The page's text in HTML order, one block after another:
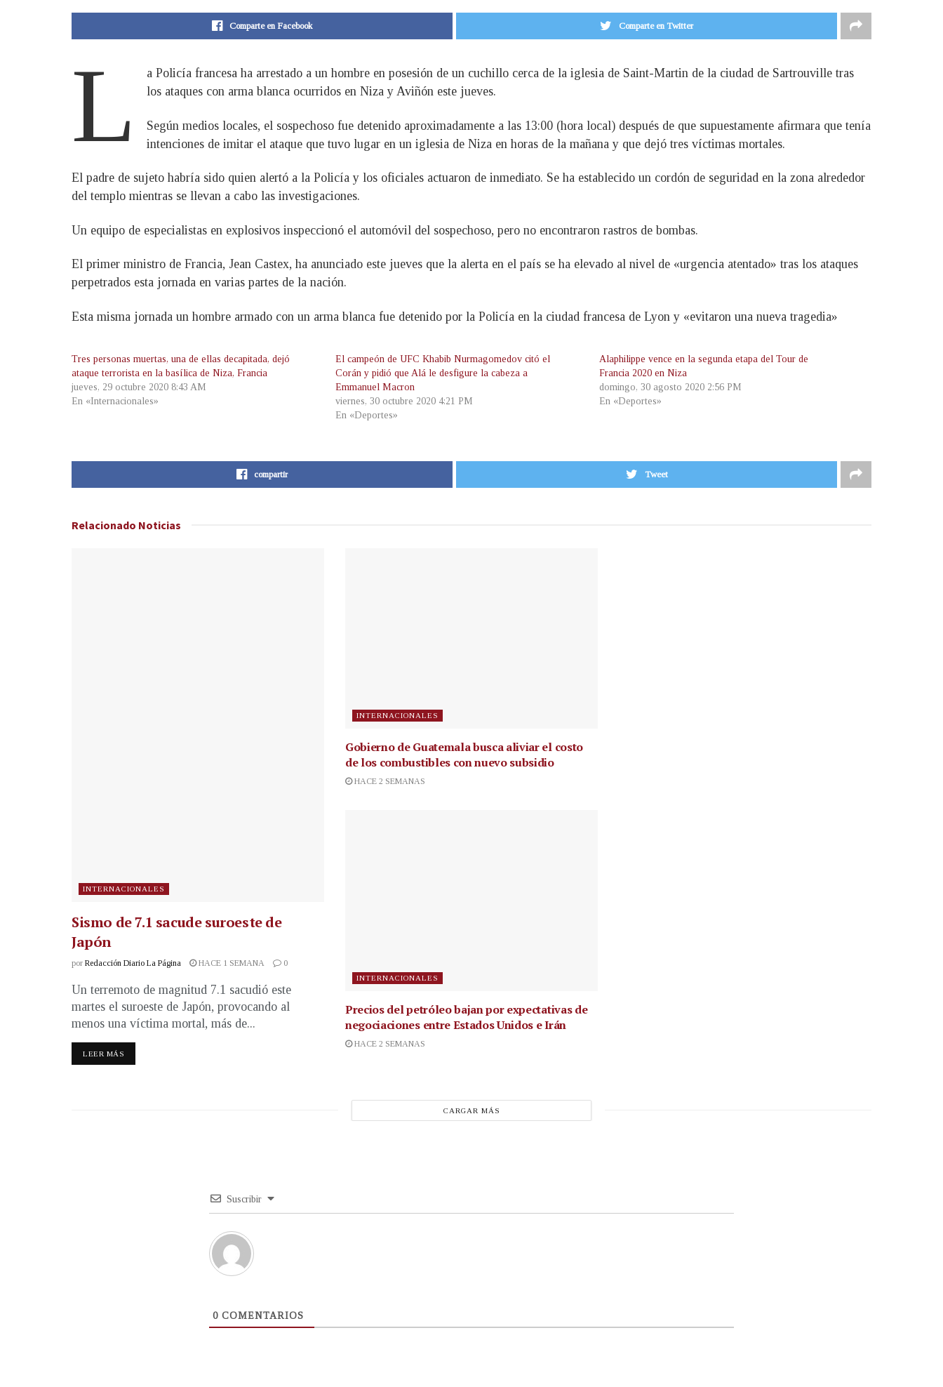
Comparte en Facebook Comparte en Twitter
L
a Policía francesa ha arrestado a un hombre en posesión de un cuchillo cerca de la iglesia de Saint-Martin de la ciudad de Sartrouville tras
los ataques con arma blanca ocurridos en Niza y Aviñón este jueves.
Según medios locales, el sospechoso fue detenido aproximadamente a las 13:00 (hora local) después de que supuestamente afirmara que tenía
intenciones de imitar el ataque que tuvo lugar en un iglesia de Niza en horas de la mañana y que dejó tres víctimas mortales.
El padre de sujeto habría sido quien alertó a la Policía y los oficiales actuaron de inmediato. Se ha establecido un cordón de seguridad en la zona alrededor
del templo mientras se llevan a cabo las investigaciones.
Un equipo de especialistas en explosivos inspeccionó el automóvil del sospechoso, pero no encontraron rastros de bombas.
El primer ministro de Francia, Jean Castex, ha anunciado este jueves que la alerta en el país se ha elevado al nivel de «urgencia atentado» tras los ataques
perpetrados esta jornada en varias partes de la nación.
Esta misma jornada un hombre armado con un arma blanca fue detenido por la Policía en la ciudad francesa de Lyon y «evitaron una nueva tragedia»
Tres personas muertas, una de ellas decapitada, dejó
ataque terrorista en la basílica de Niza, Francia
jueves, 29 octubre 2020 8:43 AM
En «Internacionales»
El campeón de UFC Khabib Nurmagomedov citó el
Corán y pidió que Alá le desfigure la cabeza a
Emmanuel Macron
viernes, 30 octubre 2020 4:21 PM
En «Deportes»
Alaphilippe vence en la segunda etapa del Tour de
Francia 2020 en Niza
domingo, 30 agosto 2020 2:56 PM
En «Deportes»
compartir Tweet
Relacionado Noticias
INTERNACIONALES
Sismo de 7.1 sacude suroeste de
Japón
por Redacción Diario La Página HACE 1 SEMANA 0
Un terremoto de magnitud 7.1 sacudió este
martes el suroeste de Japón, provocando al
menos una víctima mortal, más de...
LEER MÁS
INTERNACIONALES
Gobierno de Guatemala busca aliviar el costo
de los combustibles con nuevo subsidio
HACE 2 SEMANAS
INTERNACIONALES
Precios del petróleo bajan por expectativas de
negociaciones entre Estados Unidos e Irán
HACE 2 SEMANAS
CARGAR MÁS
Suscribir
0 COMENTARIOS